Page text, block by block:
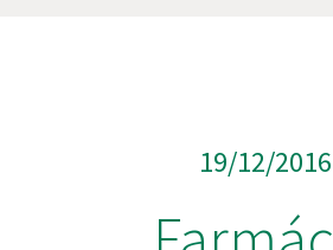
19/12/2016